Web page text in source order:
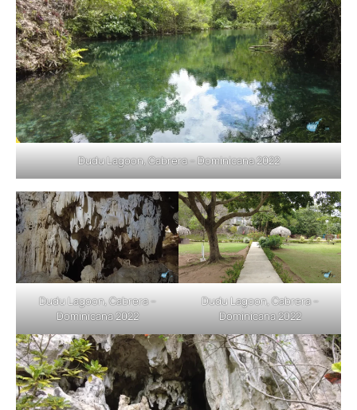
Dudu Lagoon, Cabrera – Dominicana 2022
Dudu Lagoon, Cabrera –
Dominicana 2022
Dudu Lagoon, Cabrera –
Dominicana 2022